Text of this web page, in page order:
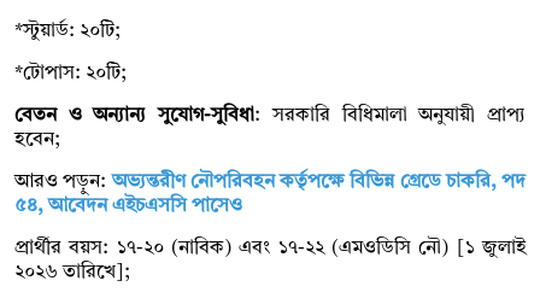
*স্টুয়ার্ড: ২০টি;
*টোপাস: ২০টি;
বেতন ও অন্যান্য সুযোগ-সুবিধা: সরকারি বিধিমালা অনুযায়ী প্রাপ্য
হবেন;
আরও পড়ুন:অভ্যন্তরীণ নৌপরিবহন কর্তৃপক্ষে বিভিন্ন গ্রেডে চাকরি, পদ
৫৪, আবেদন এইচএসসি পাসেও
প্রার্থীর বয়স: ১৭-২০ (নাবিক) এবং ১৭-২২ (এমওডিসি নৌ) [১ জুলাই
২০২৬ তারিখে];